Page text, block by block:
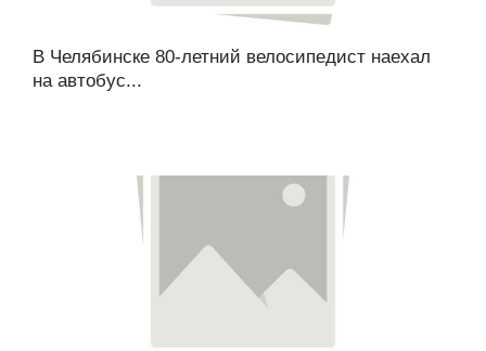
В Челябинске 80-летний велосипедист наехал
на автобус...